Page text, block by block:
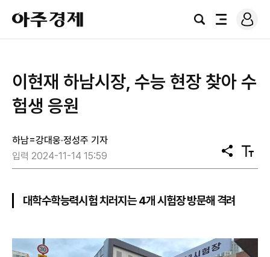
아
주
경
검
전
로
그
이현재 하남시장, 수능 현장 찾아 수
험생 응원
하남=강대웅·정성주 기자
입력 2024-11-14 15:59
공
유
텍
스
대학수학능력시험 치러지는 4개 시험장 방문해 격려